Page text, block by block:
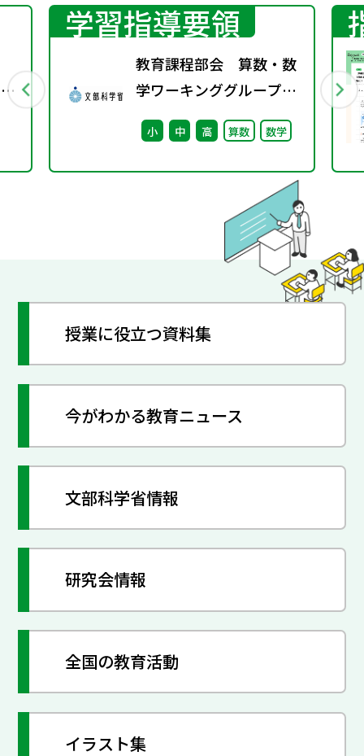
学習指導要領
教育課程部会 算数・数
学ワーキンググループ
（第7回） 配付資料
※理科ワーキンググルー
プ（第6回）と合同開催
小 中 高 算数 数学
授業に役立つ資料集
今がわかる教育ニュース
文部科学省情報
研究会情報
全国の教育活動
イラスト集